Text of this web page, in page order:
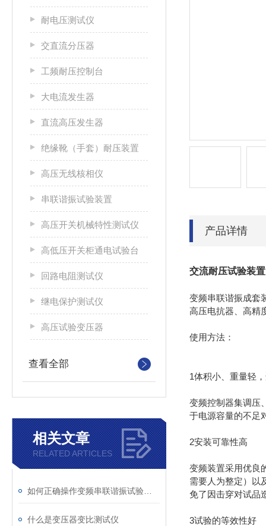
耐电压测试仪
交直流分压器
工频耐压控制台
大电流发生器
直流高压发生器
绝缘靴（手套）耐压装置
高压无线核相仪
串联谐振试验装置
高压开关机械特性测试仪
高低压开关柜通电试验台
回路电阻测试仪
继电保护测试仪
高压试验变压器
查看全部
相关文章
RELATED ARTICLES
什么是变压器变比测试仪
产品详情
交流耐压试验装
变频串联谐振成套
高压电抗器、高精
使用方法：
1体积小、重量轻
变频控制器集调压
于电源容量的不足
2安装可靠性高
变频装置采用优良
需要人为整定）以
免了因击穿对试品
3试验的等效性好